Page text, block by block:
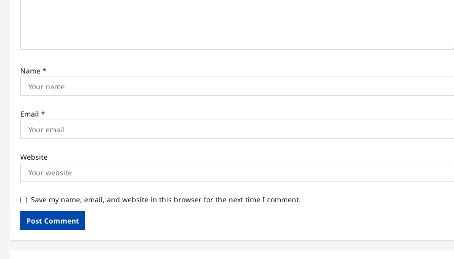
Name *
Email *
Website
Save my name, email, and website in this browser for the next time I comment.